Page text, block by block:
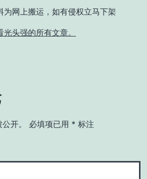
为网上搬运，如有侵权立马下架
光头强的所有文章。
开。 必填项已用 * 标注